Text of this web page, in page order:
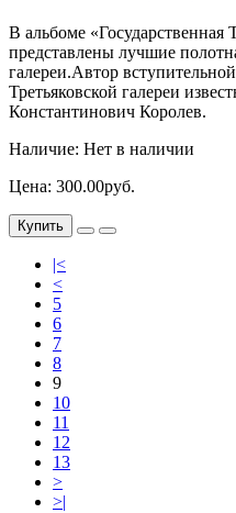
В альбоме «Государственная
представлены лучшие
галереи.Автор
Третьяковской галереи
Константинович Королев.
Наличие: Нет в наличии
Цена: 300.00руб.
Купить
|<
<
5
6
7
8
9
10
11
12
13
>
>|